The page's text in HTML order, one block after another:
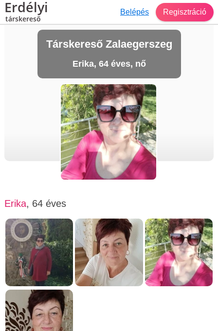
Erdélyi
társkereső
Belépés Regisztráció
Társkereső Zalaegerszeg
Erika, 64 éves, nő
Erika, 64 éves